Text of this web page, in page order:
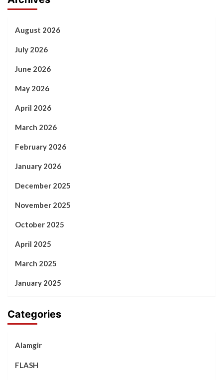
August 2026
July 2026
June 2026
May 2026
April 2026
March 2026
February 2026
January 2026
December 2025
November 2025
October 2025
April 2025
March 2025
January 2025
Categories
Alamgir
FLASH